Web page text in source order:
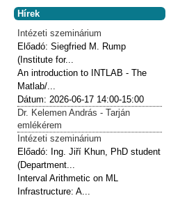
Hírek
Intézeti szeminárium
Előadó:Siegfried M. Rump
(Institute for...
An introduction to INTLAB - The
Matlab/...
Dátum:2026-06-17 14:00-15:00
Dr. Kelemen András - Tarján
emlékérem
Intézeti szeminárium
Előadó: Ing. Jiří Khun, PhD student
(Department...
Interval Arithmetic on ML
Infrastructure: A...